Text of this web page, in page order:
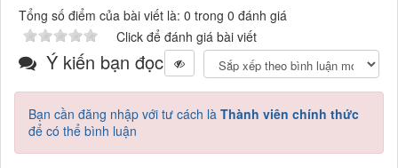
Tổng số điểm của bài viết là: 0 trong 0 đánh giá
Click để đánh giá bài viết
Ý kiến bạn đọc
Bạn cần đăng nhập với tư cách là Thành viên chính thức
để có thể bình luận